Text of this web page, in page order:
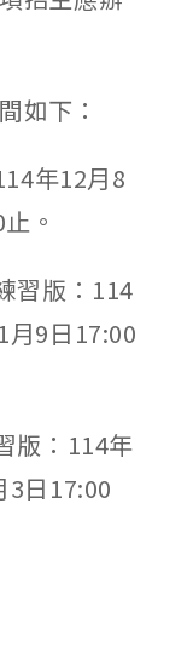
如下：
年12月8
。
習版：114
月9日17:00
版：114年
3日17:00